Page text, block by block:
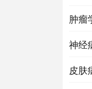
肿瘤
神经
皮肤